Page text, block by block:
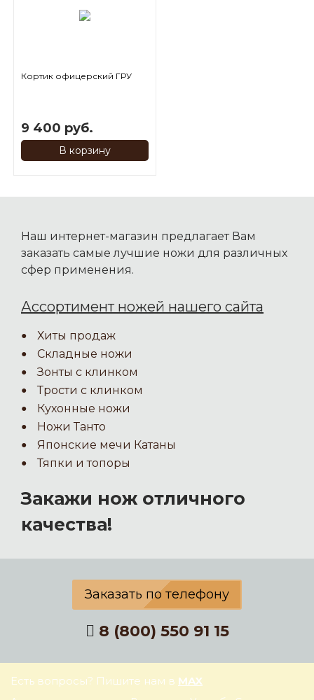
Кортик офицерский ГРУ
9 400 руб.
В корзину
Наш интернет-магазин предлагает Вам
заказать самые лучшие ножи для различных
сфер применения.
Ассортимент ножей нашего сайта
Хиты продаж
Складные ножи
Зонты с клинком
Трости с клинком
Кухонные ножи
Ножи Танто
Японские мечи Катаны
Тяпки и топоры
Закажи нож отличного
качества!
Заказать по телефону
8 (800) 550 91 15
Есть вопросы? Пишите нам в MAX